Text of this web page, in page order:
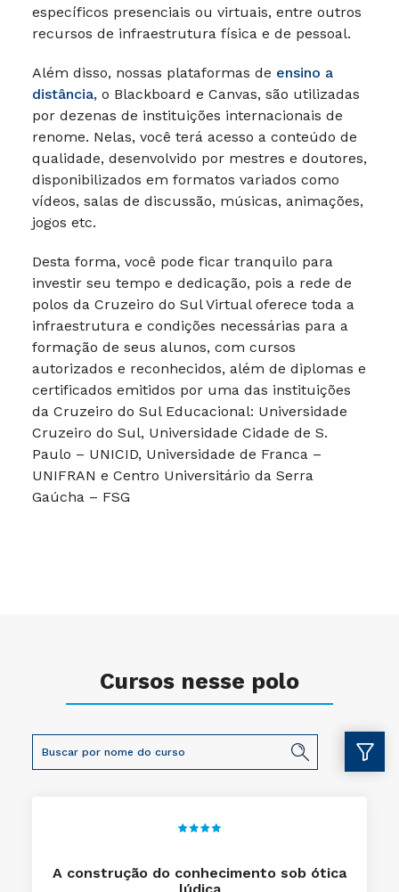
específicos presenciais ou virtuais, entre outros
recursos de infraestrutura física e de pessoal.
Além disso, nossas plataformas de ensino a
distância, o Blackboard e Canvas, são utilizadas
por dezenas de instituições internacionais de
renome. Nelas, você terá acesso a conteúdo de
qualidade, desenvolvido por mestres e doutores,
disponibilizados em formatos variados como
vídeos, salas de discussão, músicas, animações,
jogos etc.
Desta forma, você pode ficar tranquilo para
investir seu tempo e dedicação, pois a rede de
polos da Cruzeiro do Sul Virtual oferece toda a
infraestrutura e condições necessárias para a
formação de seus alunos, com cursos
autorizados e reconhecidos, além de diplomas e
certificados emitidos por uma das instituições
da Cruzeiro do Sul Educacional: Universidade
Cruzeiro do Sul, Universidade Cidade de S.
Paulo – UNICID, Universidade de Franca –
UNIFRAN e Centro Universitário da Serra
Gaúcha – FSG
Cursos nesse polo
A construção do conhecimento sob ótica